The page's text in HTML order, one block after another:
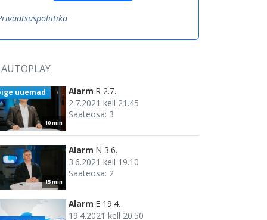
AUTOPLAY
10 min
uuemad Alarm R 2.7.
2.7.2021 kell 21.45
Saateosa: 3
15 min
Alarm N 3.6.
3.6.2021 kell 19.10
Saateosa: 2
Alarm E 19.4.
19.4.2021 kell 20.50